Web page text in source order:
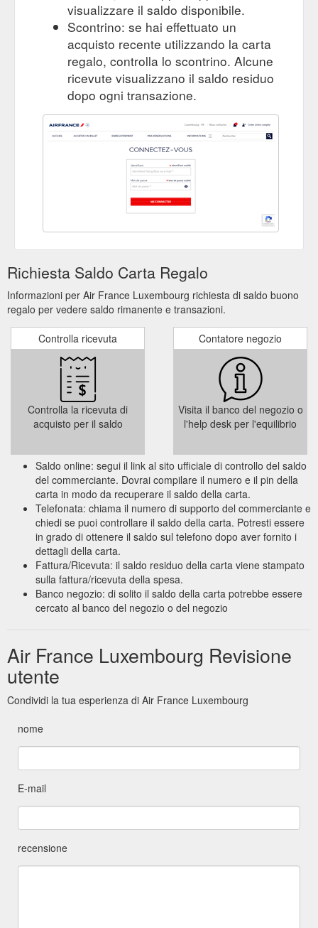
Terranea Resort, au plus près de l''océan - Guide de voyage Los ...
Retour; Nos meilleurs tarifs et promotions · Les vols les moins
chers des 6 prochains mois; Cartes de réduction; Paperplane
- Carte cadeau et cagnotte ...
https://www.airfrance.lu/LU/fr/common/travel-guide/terranea-
resort-au-plus-pres-de-l-ocean.htm
visualizzare il saldo disponibile.
Scontrino: se hai effettuato un
acquisto recente utilizzando la carta
regalo, controlla lo scontrino. Alcune
ricevute visualizzano il saldo residuo
dopo ogni transazione.
Richiesta Saldo Carta Regalo
Informazioni per Air France Luxembourg richiesta di saldo buono
regalo per vedere saldo rimanente e transazioni.
Controlla ricevuta
Controlla la ricevuta di
acquisto per il saldo
Contatore negozio
Visita il banco del negozio o
l'help desk per l'equilibrio
Saldo online: segui il link al sito ufficiale di controllo del saldo
del commerciante. Dovrai compilare il numero e il pin della
carta in modo da recuperare il saldo della carta.
Telefonata: chiama il numero di supporto del commerciante e
chiedi se puoi controllare il saldo della carta. Potresti essere
in grado di ottenere il saldo sul telefono dopo aver fornito i
dettagli della carta.
Fattura/Ricevuta: il saldo residuo della carta viene stampato
sulla fattura/ricevuta della spesa.
Banco negozio: di solito il saldo della carta potrebbe essere
cercato al banco del negozio o del negozio
Air France Luxembourg Revisione
utente
Condividi la tua esperienza di Air France Luxembourg
nome
E-mail
recensione